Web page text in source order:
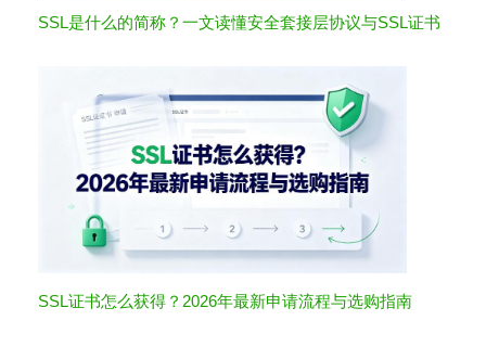
SSL是什么的简称？一文读懂安全套接层协议与SSL证书
SSL证书怎么获得？2026年最新申请流程与选购指南